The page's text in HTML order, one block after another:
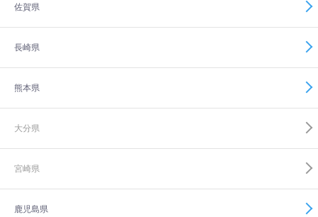
佐賀県
長崎県
熊本県
大分県
宮崎県
鹿児島県